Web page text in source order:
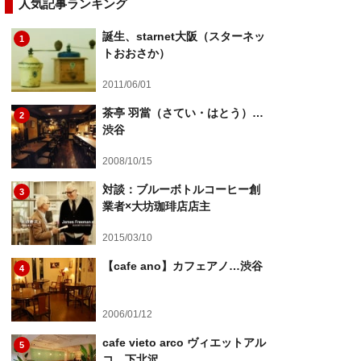
人気記事ランキング
1
誕生、starnet大阪（スターネッ
トおおさか）
2011/06/01
2
茶亭 羽當（さてい・はとう）…
渋谷
2008/10/15
3
対談：ブルーボトルコーヒー創
業者×大坊珈琲店店主
2015/03/10
4 【cafe ano】カフェアノ…渋谷
2006/01/12
5
cafe vieto arco ヴィエットアル